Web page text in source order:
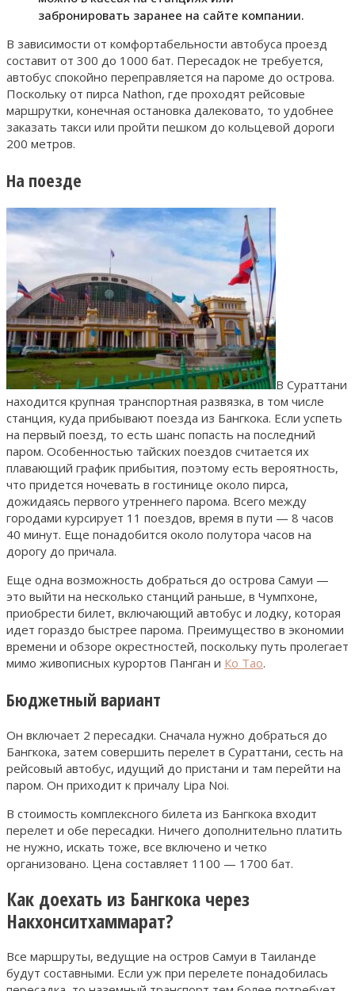
забронировать заранее на сайте компании.
В зависимости от комфортабельности автобуса проезд
составит от 300 до 1000 бат. Пересадок не требуется,
автобус спокойно переправляется на пароме до острова.
Поскольку от пирса Nathon, где проходят рейсовые
маршрутки, конечная остановка далековато, то удобнее
заказать такси или пройти пешком до кольцевой дороги
200 метров.
На поезде
В Сураттани
находится крупная транспортная развязка, в том числе
станция, куда прибывают поезда из Бангкока. Если успеть
на первый поезд, то есть шанс попасть на последний
паром. Особенностью тайских поездов считается их
плавающий график прибытия, поэтому есть вероятность,
что придется ночевать в гостинице около пирса,
дожидаясь первого утреннего парома. Всего между
городами курсирует 11 поездов, время в пути — 8 часов
40 минут. Еще понадобится около полутора часов на
дорогу до причала.
Еще одна возможность добраться до острова Самуи —
это выйти на несколько станций раньше, в Чумпхоне,
приобрести билет, включающий автобус и лодку, которая
идет гораздо быстрее парома. Преимущество в экономии
времени и обзоре окрестностей, поскольку путь пролегает
мимо живописных курортов Панган и Ко Тао.
Бюджетный вариант
Он включает 2 пересадки. Сначала нужно добраться до
Бангкока, затем совершить перелет в Сураттани, сесть на
рейсовый автобус, идущий до пристани и там перейти на
паром. Он приходит к причалу Lipa Noi.
В стоимость комплексного билета из Бангкока входит
перелет и обе пересадки. Ничего дополнительно платить
не нужно, искать тоже, все включено и четко
организовано. Цена составляет 1100 — 1700 бат.
Как доехать из Бангкока через
Накхонситхаммарат?
Все маршруты, ведущие на остров Самуи в Таиланде
будут составными. Если уж при перелете понадобилась